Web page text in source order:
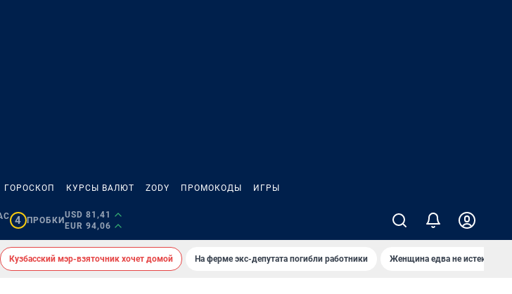
ГОРОСКОП КУРСЫ ВАЛЮТ ZODY ПРОМОКОДЫ ИГРЫ
4 ПРОБКИ
USD 81,41
EUR 94,06
Кузбасский мэр-взяточник хочет домой На ферме экс-депутата погибли работники Женщина едва не истекла